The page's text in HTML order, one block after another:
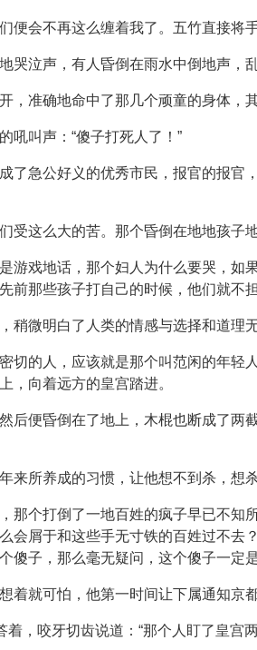
便会不再这么缠着我了。五竹直接将
哭泣声，有人昏倒在雨水中倒地声，
，准确地命中了那几个顽童的身体，
吼叫声：“傻子打死人了！”
了急公好义的优秀市民，报官的报
受这么大的苦。那个昏倒在地地孩子
游戏地话，那个妇人为什么要哭，
前那些孩子打自己的时候，他们就不
稍微明白了人类的情感与选择和道理
切的人，应该就是那个叫范闲的年
，向着远方的皇宫踏进。
后便昏倒在了地上，木棍也断成了
来所养成的习惯，让他想不到杀，想
那个打倒了一地百姓的疯子早已不
会屑于和这些手无寸铁的百姓过不
傻子，那么毫无疑问，这个傻子一定
着就可怕，他第一时间让下属通知京
，咬牙切齿说道：“那个人盯了皇宫